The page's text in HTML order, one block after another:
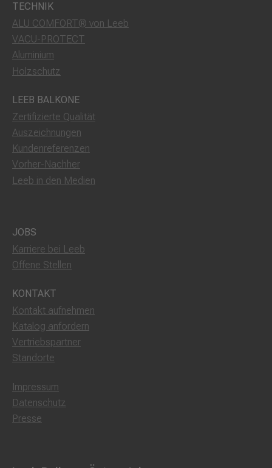
TECHNIK
ALU COMFORT® von Leeb
VACU-PROTECT
Aluminium
Holzschutz
LEEB BALKONE
Zertifizierte Qualität
Auszeichnungen
Kundenreferenzen
Vorher-Nachher
Leeb in den Medien
JOBS
Karriere bei Leeb
Offene Stellen
KONTAKT
Kontakt aufnehmen
Katalog anfordern
Vertriebspartner
Standorte
Impressum
Datenschutz
Presse